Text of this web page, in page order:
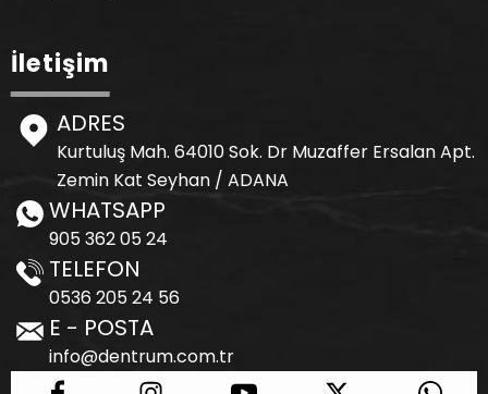
İletişim
ADRES
Kurtuluş Mah. 64010 Sok. Dr Muzaffer Ersalan Apt.
Zemin Kat Seyhan / ADANA
WHATSAPP
905 362 05 24
TELEFON
0536 205 24 56
E - POSTA
info@dentrum.com.tr